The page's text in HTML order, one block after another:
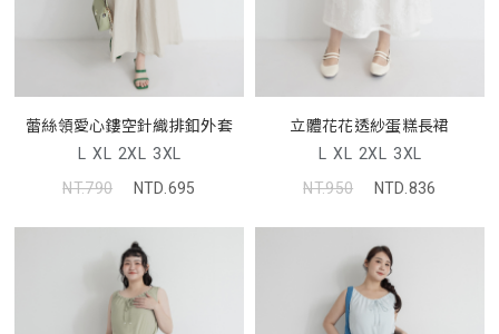
蕾絲領愛心鏤空針織排釦外套
L XL 2XL 3XL
NT.790
NTD.695
立體花花透紗蛋糕長裙
L XL 2XL 3XL
NT.950
NTD.836